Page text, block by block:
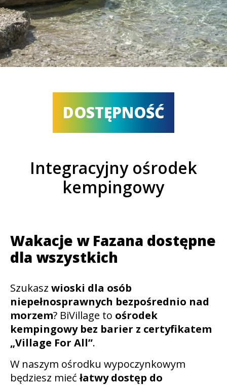
DOSTĘPNOŚĆ
Integracyjny ośrodek
kempingowy
Wakacje w Fazana dostępne
dla wszystkich
Szukasz wioski dla osób
niepełnosprawnych bezpośrednio nad
morzem? BiVillage to ośrodek
kempingowy bez barier z certyfikatem
„Village For All”.
W naszym ośrodku wypoczynkowym
będziesz mieć łatwy dostęp do